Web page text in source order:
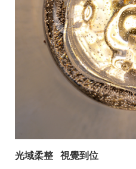
光域柔整 視覺到位